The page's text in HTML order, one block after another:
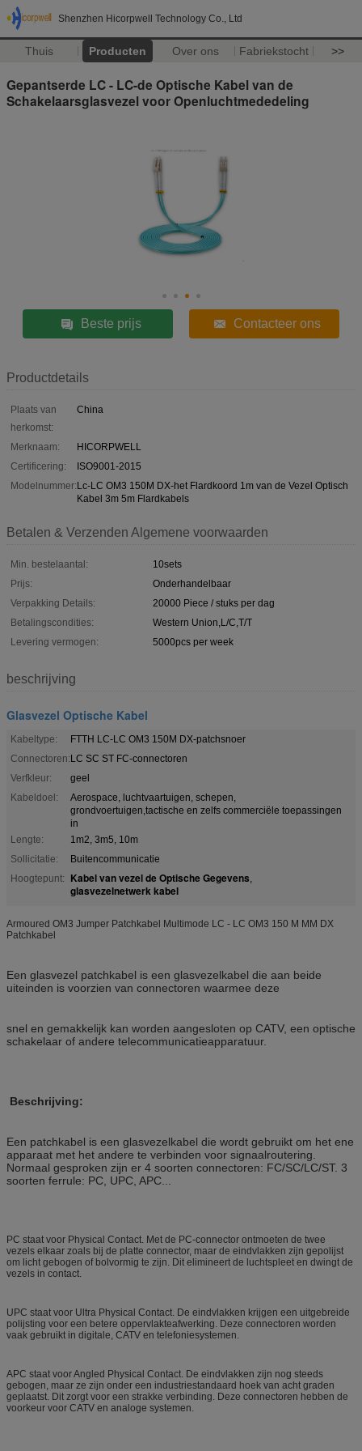
Shenzhen Hicorpwell Technology Co., Ltd
Thuis Producten Over ons Fabriekstocht >>
Gepantserde LC - LC-de Optische Kabel van de
Schakelaarsglasvezel voor Openluchtmededeling
Beste prijs Contacteer ons
Productdetails
Plaats van
herkomst:
China
Merknaam:
HICORPWELL
Certificering:
ISO9001-2015
Modelnummer:Lc-LC OM3 150M DX-het Flardkoord 1m van de Vezel Optisch
Kabel 3m 5m Flardkabels
Betalen & Verzenden Algemene voorwaarden
Min. bestelaantal:
10sets
Prijs:
Onderhandelbaar
Verpakking Details:
20000 Piece / stuks per dag
Betalingscondities:
Western Union,L/C,T/T
Levering vermogen:
5000pcs per week
beschrijving
Glasvezel Optische Kabel
Kabeltype:
FTTH LC-LC OM3 150M DX-patchsnoer
Connectoren:LC SC ST FC-connectoren
Verfkleur:
geel
Kabeldoel:
Aerospace, luchtvaartuigen, schepen,
grondvoertuigen,tactische en zelfs commerciële toepassingen
in
Lengte:
1m2, 3m5, 10m
Sollicitatie:
Buitencommunicatie
Hoogtepunt:
Kabel van vezel de Optische Gegevens,
glasvezelnetwerk kabel
Armoured OM3 Jumper Patchkabel Multimode LC - LC OM3 150 M MM DX
Patchkabel
Een glasvezel patchkabel is een glasvezelkabel die aan beide
uiteinden is voorzien van connectoren waarmee deze
snel en gemakkelijk kan worden aangesloten op CATV, een optische
schakelaar of andere telecommunicatieapparatuur.
Beschrijving:
Een patchkabel is een glasvezelkabel die wordt gebruikt om het ene
apparaat met het andere te verbinden voor signaalroutering.
Normaal gesproken zijn er 4 soorten connectoren: FC/SC/LC/ST. 3
soorten ferrule: PC, UPC, APC...
PC staat voor Physical Contact. Met de PC-connector ontmoeten de twee
vezels elkaar zoals bij de platte connector, maar de eindvlakken zijn gepolijst
om licht gebogen of bolvormig te zijn. Dit elimineert de luchtspleet en dwingt de
vezels in contact.
UPC staat voor Ultra Physical Contact. De eindvlakken krijgen een uitgebreide
polijsting voor een betere oppervlakteafwerking. Deze connectoren worden
vaak gebruikt in digitale, CATV en telefoniesystemen.
APC staat voor Angled Physical Contact. De eindvlakken zijn nog steeds
gebogen, maar ze zijn onder een industriestandaard hoek van acht graden
geplaatst. Dit zorgt voor een strakke verbinding. Deze connectoren hebben de
voorkeur voor CATV en analoge systemen.